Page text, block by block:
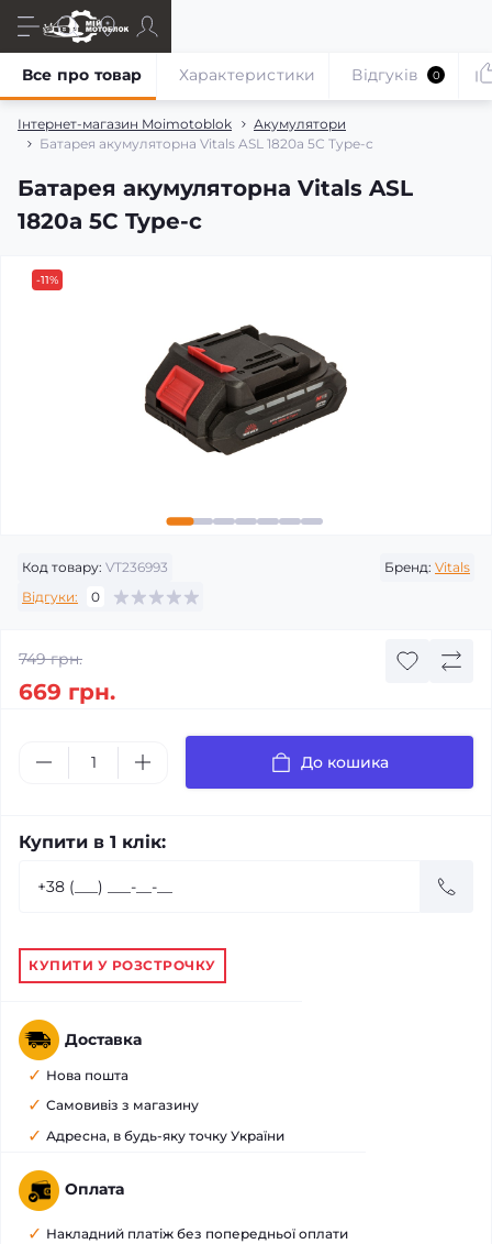
Інтернет-магазин Moimotoblok
Акумулятори
Батарея акумуляторна Vitals ASL 1820a 5С Type-c
Батарея акумуляторна Vitals ASL
1820a 5С Type-c
Все про товар Характеристики Відгуків 0
-11%
Код товару: VT236993 Бренд: Vitals
Відгуки:
0
749 грн.
669 грн.
До кошика
Купити в 1 клік:
КУПИТИ У РОЗСТРОЧКУ
Доставка
Нова пошта
Самовивіз з магазину
Адресна, в будь-яку точку України
Оплата
Накладний платіж без попередньої оплати